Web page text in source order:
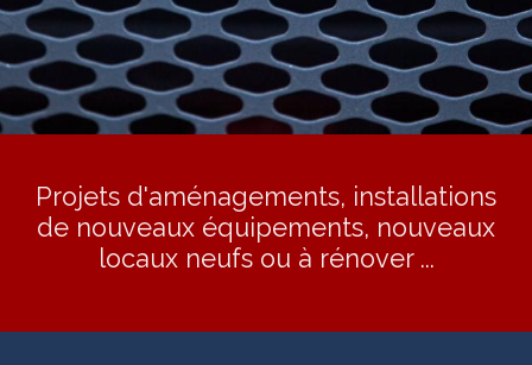
Projets d'aménagements, installations
de nouveaux équipements, nouveaux
locaux neufs ou à rénover ...